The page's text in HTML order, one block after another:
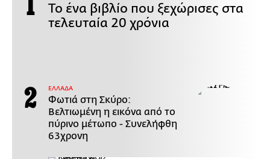
Το ένα βιβλίο που ξεχώρισες στα
τελευταία 20 χρόνια
ΕΛΛΑΔΑ
Φωτιά στη Σκύρο:
Βελτιωμένη η εικόνα από το
πύρινο μέτωπο - Συνελήφθη
63χρονη